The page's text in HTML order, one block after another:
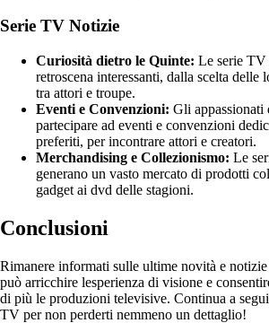
Serie TV Notizie
Curiosità dietro le Quinte: Le serie TV
retroscena interessanti, dalla scelta delle
tra attori e troupe.
Eventi e Convenzioni: Gli appassionati
partecipare ad eventi e convenzioni
preferiti, per incontrare attori e creatori.
Merchandising e Collezionismo: Le
generano un vasto mercato di prodotti
gadget ai dvd delle stagioni.
Conclusioni
Rimanere informati sulle ultime novità e
può arricchire lesperienza di visione e
di più le produzioni televisive. Continua a
TV per non perderti nemmeno un dettaglio!